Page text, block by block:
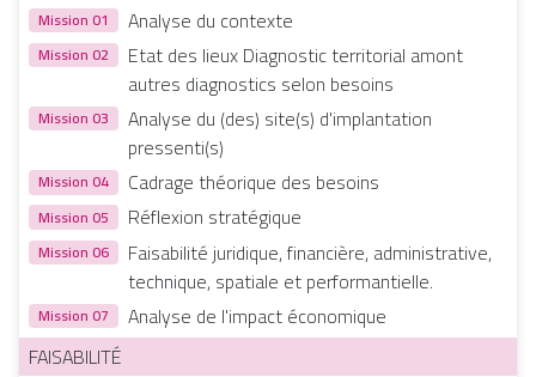
Mission 01 Analyse du contexte
Mission 02
Etat des lieux Diagnostic territorial amont
autres diagnostics selon besoins
Mission 03
Analyse du (des) site(s) d'implantation
pressenti(s)
Mission 04 Cadrage théorique des besoins
Mission 05 Réflexion stratégique
Mission 06
Faisabilité juridique, financière, administrative,
technique, spatiale et performantielle.
Mission 07
Analyse de l'impact économique
FAISABILITÉ